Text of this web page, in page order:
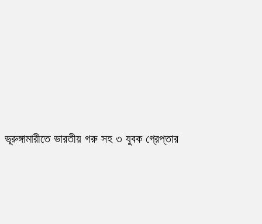
ভূরুঙ্গামারীতে ভারতীয় গরু সহ ৩ যুবক গ্রেপ্তার